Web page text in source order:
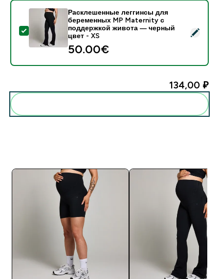
- Расклешенные леггинсы для беременных MP
Расклешенные леггинсы для
беременных MP Maternity с
поддержкой живота — черный
цвет - XS
50.00€‎
134,00 ₽‎